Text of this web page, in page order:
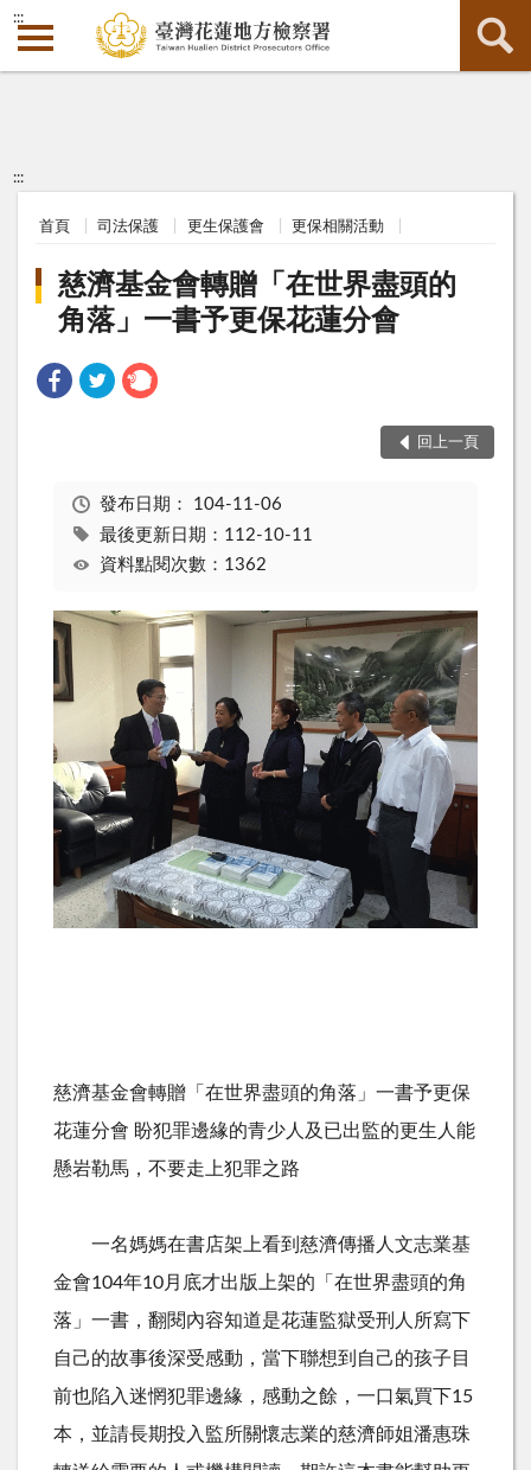
:::
:::
首頁 司法保護 更生保護會 更保相關活動
慈濟基金會轉贈「在世界盡頭的
角落」一書予更保花蓮分會
回上一頁
發布日期： 104-11-06
最後更新日期：112-10-11
資料點閱次數：1362
慈濟基金會轉贈「在世界盡頭的角落」一書予更保
花蓮分會 盼犯罪邊緣的青少人及已出監的更生人能
懸岩勒馬，不要走上犯罪之路
一名媽媽在書店架上看到慈濟傳播人文志業基
金會104年10月底才出版上架的「在世界盡頭的角
落」一書，翻閱內容知道是花蓮監獄受刑人所寫下
自己的故事後深受感動，當下聯想到自己的孩子目
前也陷入迷惘犯罪邊緣，感動之餘，一口氣買下15
本，並請長期投入監所關懷志業的慈濟師姐潘惠珠